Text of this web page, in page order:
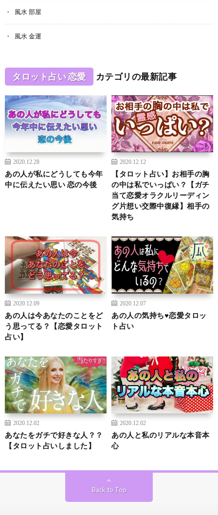
風水 部屋
風水 金運
タロット占い 恋愛 カテゴリの最新記事
2020.12.28
あの人が私にどうしても今年
中に伝えたい思い 恋の今後
2020.12.12
【タロット占い】お相手の胸
の中は私でいっぱい？【ガチ
当て恋愛オラクルリーディン
グ片想い交際中復縁】相手の
気持ち
2020.12.09
あの人は今あなたのことをど
う思ってる？【恋愛タロット
占い】
2020.12.07
あの人の気持ち♥恋愛タロッ
ト占い
2020.12.02
あなたをガチで好きな人？？
【タロット占いしました】
2020.12.02
あの人と私のリアルな本音本
心
Back to Top